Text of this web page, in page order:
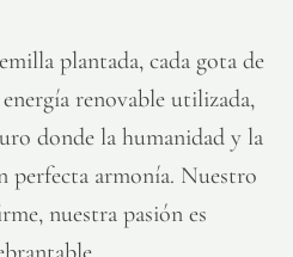
plantada, cada gota de
energía renovable utilizada,
donde la humanidad y la
perfecta armonía. Nuestro
nuestra pasión es